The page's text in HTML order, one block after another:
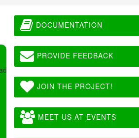
DOCUMENTATION
PROVIDE FEEDBACK
JOIN THE PROJECT!
MEET US AT EVENTS